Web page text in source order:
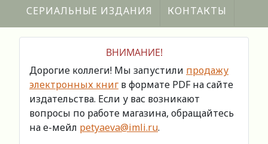
СЕРИАЛЬНЫЕ ИЗДАНИЯ КОНТАКТЫ
ВНИМАНИЕ!
Дорогие коллеги! Мы запустили продажу
электронных книг в формате PDF на сайте
издательства. Если у вас возникают
вопросы по работе магазина, обращайтесь
на е-мейл petyaeva@imli.ru.